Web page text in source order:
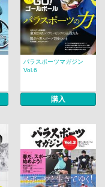
パラスポーツマガジン
Vol.6
購入